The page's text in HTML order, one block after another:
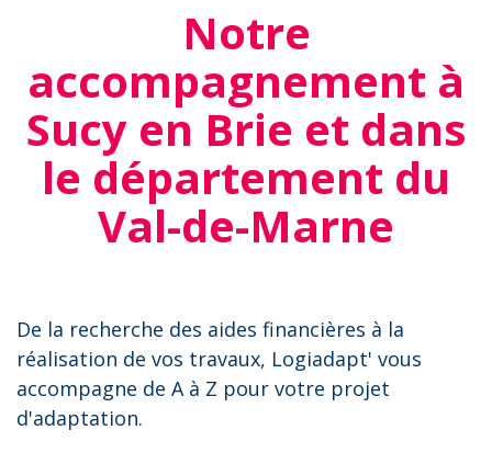
Notre
accompagnement à
Sucy en Brie et dans
le département du
Val-de-Marne
De la recherche des aides financières à la
réalisation de vos travaux, Logiadapt' vous
accompagne de A à Z pour votre projet
d'adaptation.